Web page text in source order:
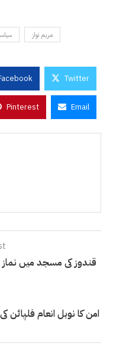
مریم نواز
Twitter
Pinterest Email
امن کا نوبل انعام فلپائن